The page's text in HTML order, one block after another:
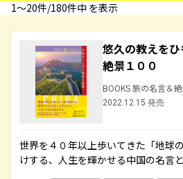
1〜20件/180件中 を表示
悠久の教えを
絶景１００
BOOKS 旅の名言＆
2022.12.15 発売
世界を４０年以上歩いてきた「地球
けする、人生を輝かせる中国の名言